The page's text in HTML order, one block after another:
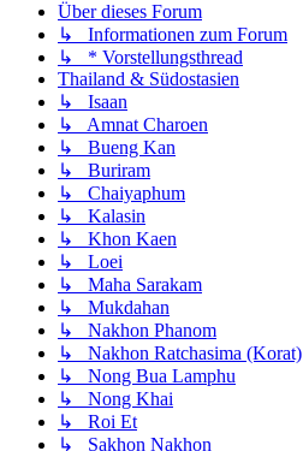
Über dieses Forum
↳ Informationen zum Forum
↳ * Vorstellungsthread
Thailand & Südostasien
↳ Isaan
↳ Amnat Charoen
↳ Bueng Kan
↳ Buriram
↳ Chaiyaphum
↳ Kalasin
↳ Khon Kaen
↳ Loei
↳ Maha Sarakam
↳ Mukdahan
↳ Nakhon Phanom
↳ Nakhon Ratchasima (Korat)
↳ Nong Bua Lamphu
↳ Nong Khai
↳ Roi Et
↳ Sakhon Nakhon